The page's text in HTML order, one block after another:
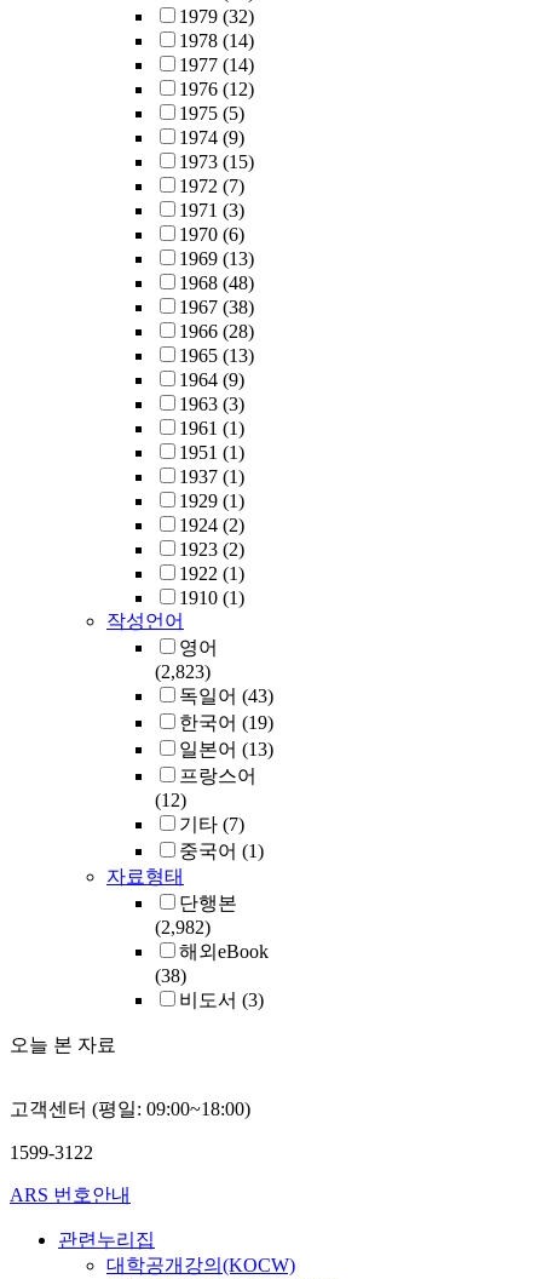
1979 (32)
1978 (14)
1977 (14)
1976 (12)
1975 (5)
1974 (9)
1973 (15)
1972 (7)
1971 (3)
1970 (6)
1969 (13)
1968 (48)
1967 (38)
1966 (28)
1965 (13)
1964 (9)
1963 (3)
1961 (1)
1951 (1)
1937 (1)
1929 (1)
1924 (2)
1923 (2)
1922 (1)
1910 (1)
작성언어
영어
(2,823)
독일어 (43)
한국어 (19)
일본어 (13)
프랑스어
(12)
기타 (7)
중국어 (1)
자료형태
단행본
(2,982)
해외eBook
(38)
비도서 (3)
오늘 본 자료
고객센터 (평일: 09:00~18:00)
1599-3122
ARS 번호안내
관련누리집
대학공개강의(KOCW)